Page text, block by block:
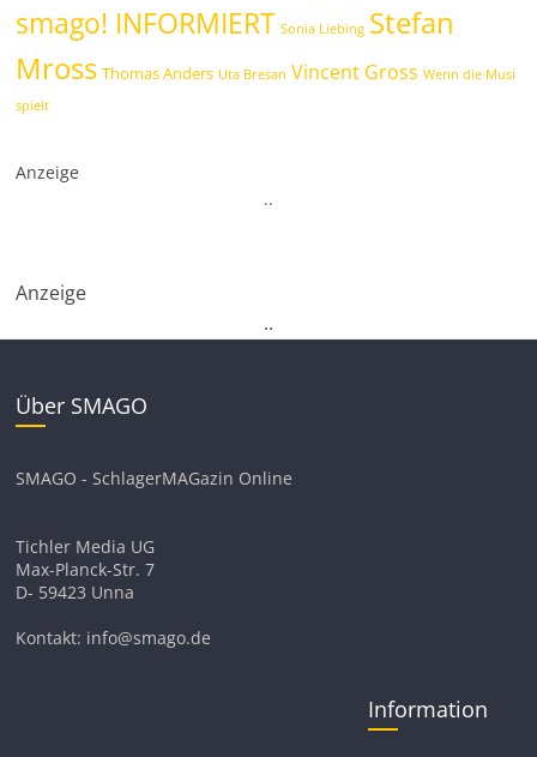
smago! INFORMIERT Sonia Liebing Stefan
Mross Thomas Anders Uta Bresan Vincent Gross Wenn die Musi
spielt
Anzeige
..
Anzeige
..
Über SMAGO
SMAGO - SchlagerMAGazin Online
Tichler Media UG
Max-Planck-Str. 7
D- 59423 Unna
Kontakt: info@smago.de
Information